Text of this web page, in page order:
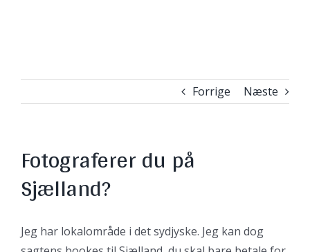
Forrige Næste
Fotograferer du på
Sjælland?
Jeg har lokalområde i det sydjyske. Jeg kan dog